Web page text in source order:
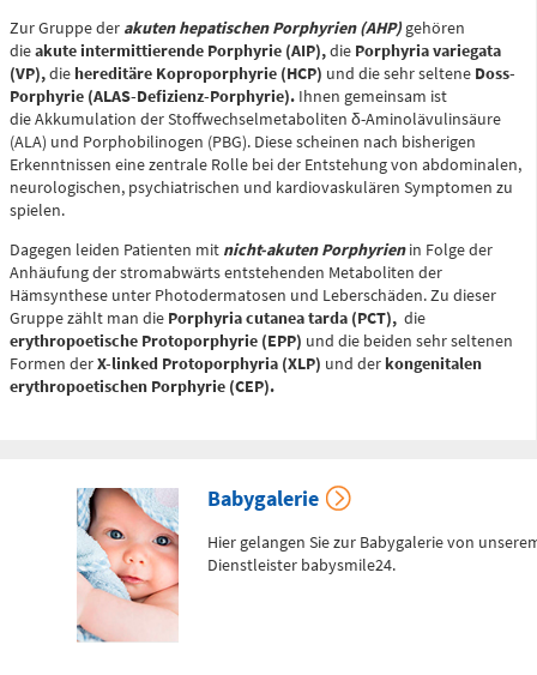
Telefon
0172 - 377 2436
Kinderchirurgische
Notfallambulanz
(0 bis 24 Uhr)
Flemmingstraße 2 (N022/Haus
1)
Telefon
0371 - 333
Flemmingstraße 4 (Haus C)
Telefon
0371 - 333
24350
Zur Gruppe der akuten hepatischen Porphyrien (AHP)gehören
dieakute intermittierende Porphyrie (AIP),die Porphyria variegata
(VP),die hereditäre Koproporphyrie (HCP) und die sehr seltene Doss-
Porphyrie (ALAS-Defizienz-Porphyrie). Ihnen gemeinsam ist
die Akkumulation der Stoffwechselmetaboliten δ-Aminolävulinsäure
(ALA) und Porphobilinogen (PBG). Diese scheinen nach bisherigen
Erkenntnissen eine zentrale Rolle bei der Entstehung von abdominalen,
neurologischen, psychiatrischen und kardiovaskulären Symptomen zu
spielen.
Dagegen leiden Patienten mit nicht-akuten Porphyrienin Folge der
Anhäufung der stromabwärts entstehenden Metaboliten der
Hämsynthese unter Photodermatosen und Leberschäden. Zu dieser
Gruppe zählt man die Porphyria cutanea tarda (PCT), die
erythropoetische Protoporphyrie (EPP) und die beiden sehr seltenen
Formen derX-linked Protoporphyria (XLP) und der kongenitalen
erythropoetischen Porphyrie (CEP).
Babygalerie
Hier gelangen Sie zur Babygalerie von
Dienstleister babysmile24.